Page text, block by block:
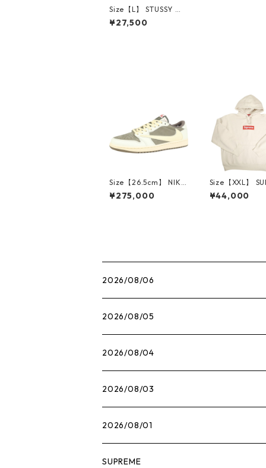
Size【L】 STUSSY ス
テューシー 26SS WO
RLD TOUR SUN FADE
¥27,500
Size【26.5cm】 NIKE
ナイキ ×Travis Scott
AIR JORDAN 1 LOW
¥275,000
Size【XXL】
E シュプリーム
Box Logo
¥44,000
2026/08/06
2026/08/05
2026/08/04
2026/08/03
2026/08/01
SUPREME